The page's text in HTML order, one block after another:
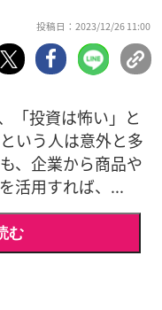
投稿日：2023/12/26 11:00
「投資は怖い」と
いう人は意外と多
、企業から商品や
活用すれば、...
む